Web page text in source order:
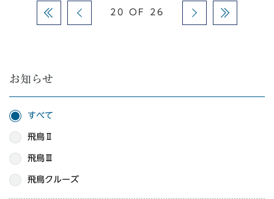
お知らせ
すべて
飛鳥Ⅱ
飛鳥Ⅲ
飛鳥クルーズ
20 OF 26